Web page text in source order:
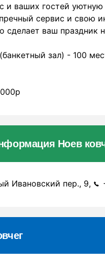
и ваших гостей
сервис и свою
сделает ваш
зал) - 100
Ноев
Ивановский пер., 9,